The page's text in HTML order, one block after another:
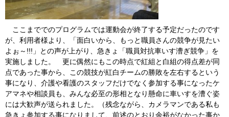
ここまででのプログラムでは運動会が終了する予定だったのです
が、利用者様より、「面白いから、もっと職員さんの競争が見たい
よぉ～!!!」との声が上がり、急きょ「職員対抗車いす漕ぎ競争」を
実施しました。 更に偶然にもこの時点で紅組と白組の得点差が同
点であった事から、この競技が紅白チームの勝敗を左右するという
事になり、介護や看護のスタッフだけでなく参加する事になったケ
アマネや相談員も、みんな必至の形相となり懸命に車いすを漕ぐ姿
には大歓声が送られました。（残念ながら、カメラマンである私も
急きょ参加する事になりまして、前述のとおり余裕がなかった事か